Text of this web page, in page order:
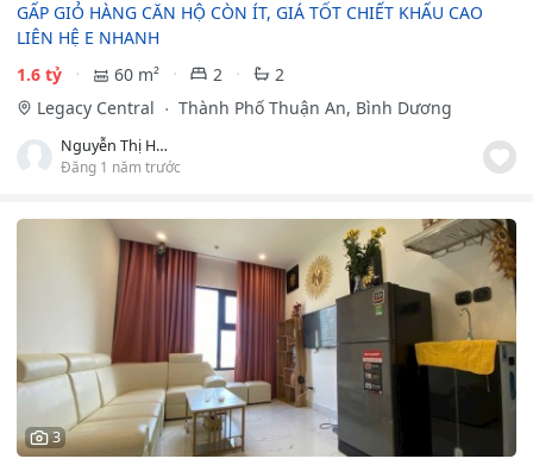
GẤP GIỎ HÀNG CĂN HỘ CÒN ÍT, GIÁ TỐT CHIẾT KHẤU CAO
LIÊN HỆ E NHANH
1.6 tỷ
60 m² 2
2
Legacy Central
Thành Phố Thuận An, Bình Dương
Nguyễn Thị Huệ
Đăng 1 năm trước
3